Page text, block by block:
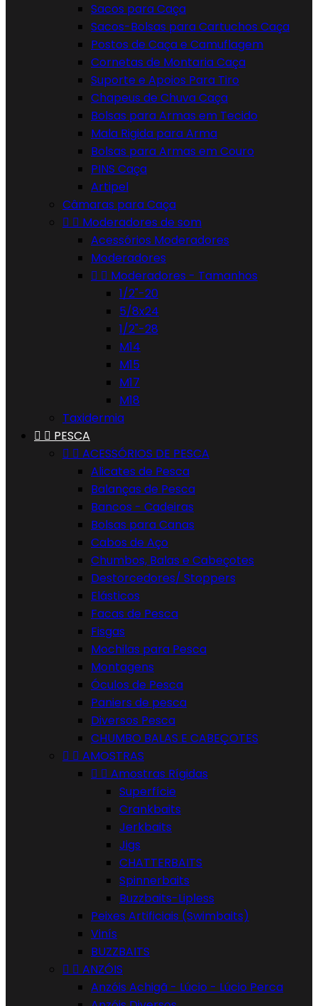
Sacos para Caça
Sacos-Bolsas para Cartuchos Caça
Postos de Caça e Camuflagem
Cornetas de Montaria Caça
Suporte e Apoios Para Tiro
Chapeus de Chuva Caça
Bolsas para Armas em Tecido
Mala Rigida para Arma
Bolsas para Armas em Couro
PINS Caça
Artipel
Câmaras para Caça
  Moderadores de som
Acessórios Moderadores
Moderadores
  Moderadores - Tamanhos
1/2"-20
5/8x24
1/2"-28
M14
M15
M17
M18
Taxidermia
  PESCA
  ACESSÓRIOS DE PESCA
Alicates de Pesca
Balanças de Pesca
Bancos - Cadeiras
Bolsas para Canas
Cabos de Aço
Chumbos, Balas e Cabeçotes
Destorcedores/ Stoppers
Elásticos
Facas de Pesca
Fisgas
Mochilas para Pesca
Montagens
Óculos de Pesca
Paniers de pesca
Diversos Pesca
CHUMBO BALAS E CABEÇOTES
  AMOSTRAS
  Amostras Rígidas
Superfície
Crankbaits
Jerkbaits
Jigs
CHATTERBAITS
Spinnerbaits
Buzzbaits-Lipless
Peixes Artificiais (Swimbaits)
Vinís
BUZZBAITS
  ANZÓIS
Anzóis Achigã - Lúcio - Lúcio Perca